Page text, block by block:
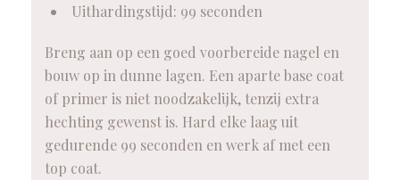
Uithardingstijd: 99 seconden
Breng aan op een goed voorbereide nagel en
bouw op in dunne lagen. Een aparte base coat
of primer is niet noodzakelijk, tenzij extra
hechting gewenst is. Hard elke laag uit
gedurende 99 seconden en werk af met een
top coat.